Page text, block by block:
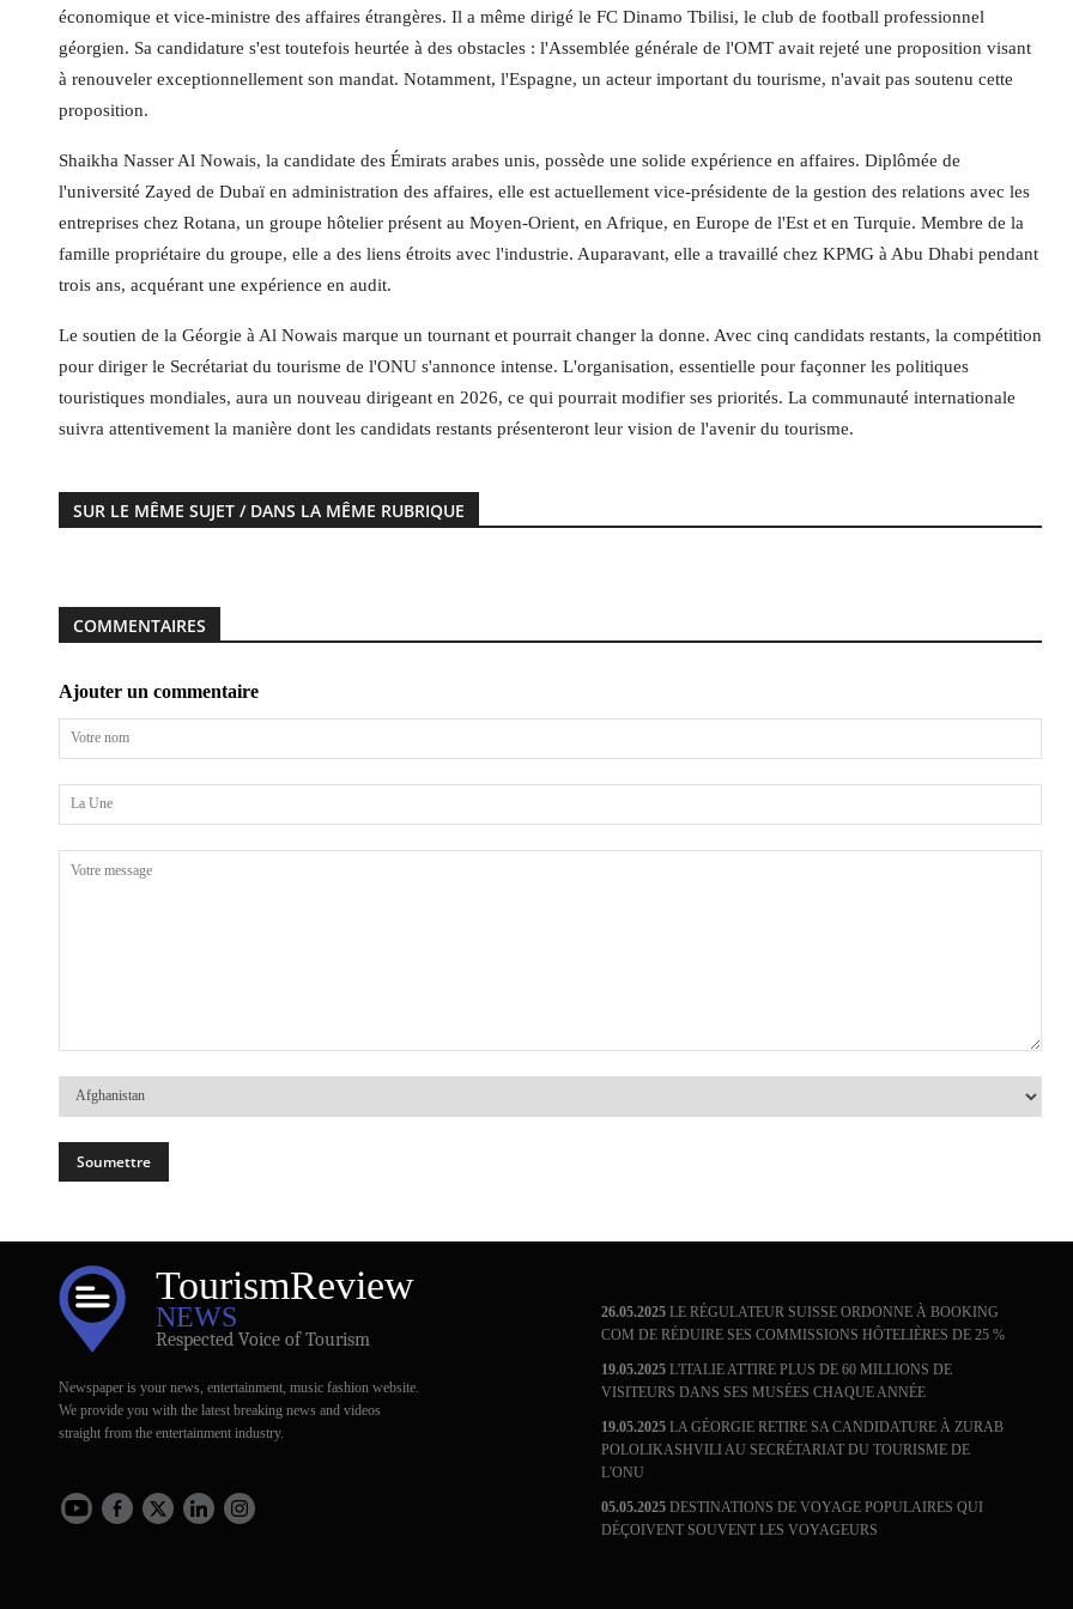
économique et vice-ministre des affaires étrangères. Il a même dirigé le FC Dinamo Tbilisi, le club de football professionnel
géorgien. Sa candidature s'est toutefois heurtée à des obstacles : l'Assemblée générale de l'OMT avait rejeté une proposition visant
à renouveler exceptionnellement son mandat. Notamment, l'Espagne, un acteur important du tourisme, n'avait pas soutenu cette
proposition.
Shaikha Nasser Al Nowais, la candidate des Émirats arabes unis, possède une solide expérience en affaires. Diplômée de
l'université Zayed de Dubaï en administration des affaires, elle est actuellement vice-présidente de la gestion des relations avec les
entreprises chez Rotana, un groupe hôtelier présent au Moyen-Orient, en Afrique, en Europe de l'Est et en Turquie. Membre de la
famille propriétaire du groupe, elle a des liens étroits avec l'industrie. Auparavant, elle a travaillé chez KPMG à Abu Dhabi pendant
trois ans, acquérant une expérience en audit.
Le soutien de la Géorgie à Al Nowais marque un tournant et pourrait changer la donne. Avec cinq candidats restants, la compétition
pour diriger le Secrétariat du tourisme de l'ONU s'annonce intense. L'organisation, essentielle pour façonner les politiques
touristiques mondiales, aura un nouveau dirigeant en 2026, ce qui pourrait modifier ses priorités. La communauté internationale
suivra attentivement la manière dont les candidats restants présenteront leur vision de l'avenir du tourisme.
SUR LE MÊME SUJET / DANS LA MÊME RUBRIQUE
COMMENTAIRES
Ajouter un commentaire
Votre
nom
La
Une
Votre
message
Pays
TourismReview
NEWS
Respected Voice of Tourism
Newspaper is your news, entertainment, music fashion website.
We provide you with the latest breaking news and videos
straight from the entertainment industry.
26.05.2025LE RÉGULATEUR SUISSE ORDONNE À BOOKING
COM DE RÉDUIRE SES COMMISSIONS HÔTELIÈRES DE 25 %
19.05.2025L'ITALIE ATTIRE PLUS DE 60 MILLIONS DE
VISITEURS DANS SES MUSÉES CHAQUE ANNÉE
19.05.2025LA GÉORGIE RETIRE SA CANDIDATURE À ZURAB
POLOLIKASHVILI AU SECRÉTARIAT DU TOURISME DE
L'ONU
05.05.2025DESTINATIONS DE VOYAGE POPULAIRES QUI
DÉÇOIVENT SOUVENT LES VOYAGEURS